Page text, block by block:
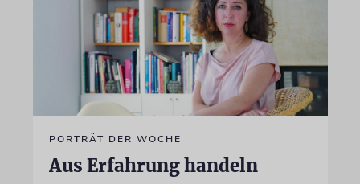
PORTRÄT DER WOCHE
Aus Erfahrung handeln